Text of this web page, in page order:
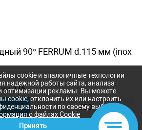
90° FERRUM d.115 мм (inox
мм:115
150
cookie и аналогичные технологии
надежной работы сайта, анализа
оптимизации рекламы. Вы можете
cookie, отклонить их или настроить
по своему выбору.
о файлах Cookie
Принять